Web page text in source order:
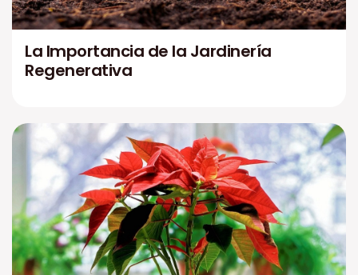
La Importancia de la Jardinería
Regenerativa